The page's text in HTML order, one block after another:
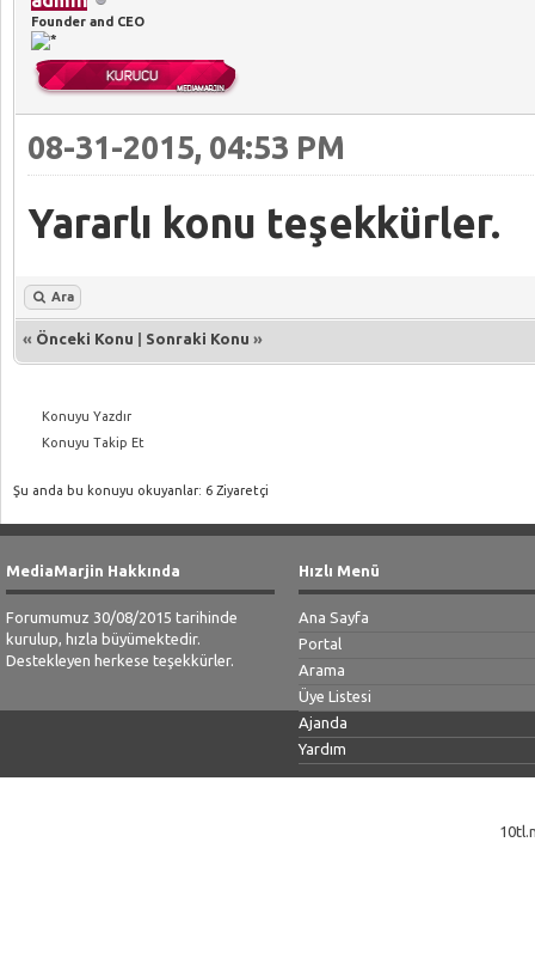
Founder and CEO
08-31-2015, 04:53 PM
Yararlı konu teşekkürler.
Ara
« Önceki Konu | Sonraki Konu »
Konuyu Yazdır
Konuyu Takip Et
Şu anda bu konuyu okuyanlar: 6 Ziyaretçi
MediaMarjin Hakkında
Forumumuz 30/08/2015 tarihinde
kurulup, hızla büyümektedir.
Destekleyen herkese teşekkürler.
Hızlı Menü
Ana Sayfa
Portal
Arama
Üye Listesi
Ajanda
Yardım